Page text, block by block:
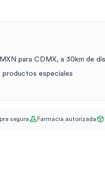
para CDMX, a 30km de
productos especiales
segura Farmacia autorizada